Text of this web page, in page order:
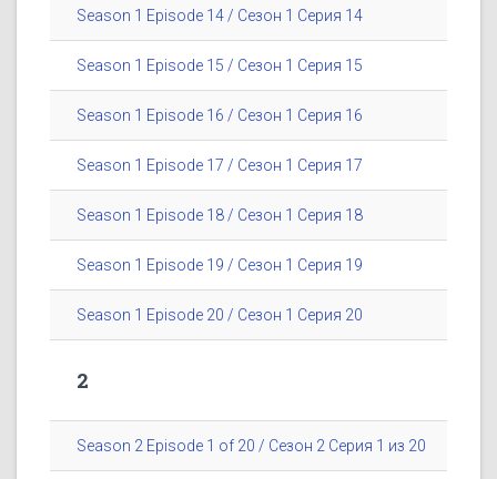
Season 1 Episode 14 / Сезон 1 Серия 14
Season 1 Episode 15 / Сезон 1 Серия 15
Season 1 Episode 16 / Сезон 1 Серия 16
Season 1 Episode 17 / Сезон 1 Серия 17
Season 1 Episode 18 / Сезон 1 Серия 18
Season 1 Episode 19 / Сезон 1 Серия 19
Season 1 Episode 20 / Сезон 1 Серия 20
2
Season 2 Episode 1 of 20 / Сезон 2 Серия 1 из 20